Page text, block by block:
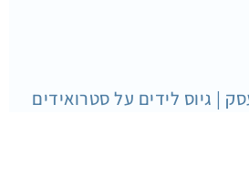
| גיוס לידים על סטרואידים